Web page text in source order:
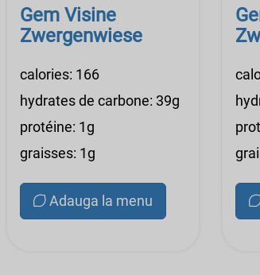
Gem Visine
Zwergenwiese
calories: 166
hydrates de carbone: 39g
protéine: 1g
graisses: 1g
Adauga la menu